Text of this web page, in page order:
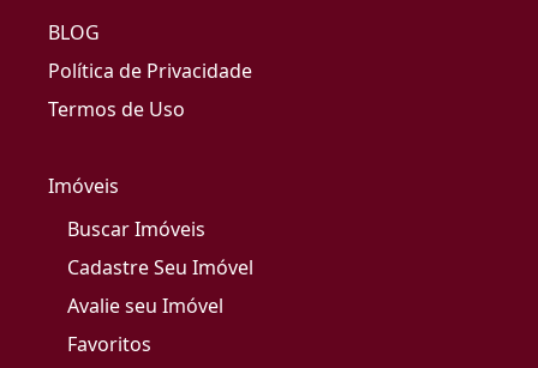
BLOG
Política de Privacidade
Termos de Uso
Imóveis
Buscar Imóveis
Cadastre Seu Imóvel
Avalie seu Imóvel
Favoritos